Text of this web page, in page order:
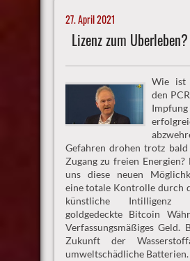
27. April 2021
Lizenz zum Überleben?
Wie ist
den
Gefahren drohen trotz bald
Zugang zu freien
uns diese neuen
eine totale Kontrolle durch
künstliche Intilligenz
goldgedeckte Bitcoin
Verfassungsmäßiges Geld.
Zukunft der
umweltschädliche